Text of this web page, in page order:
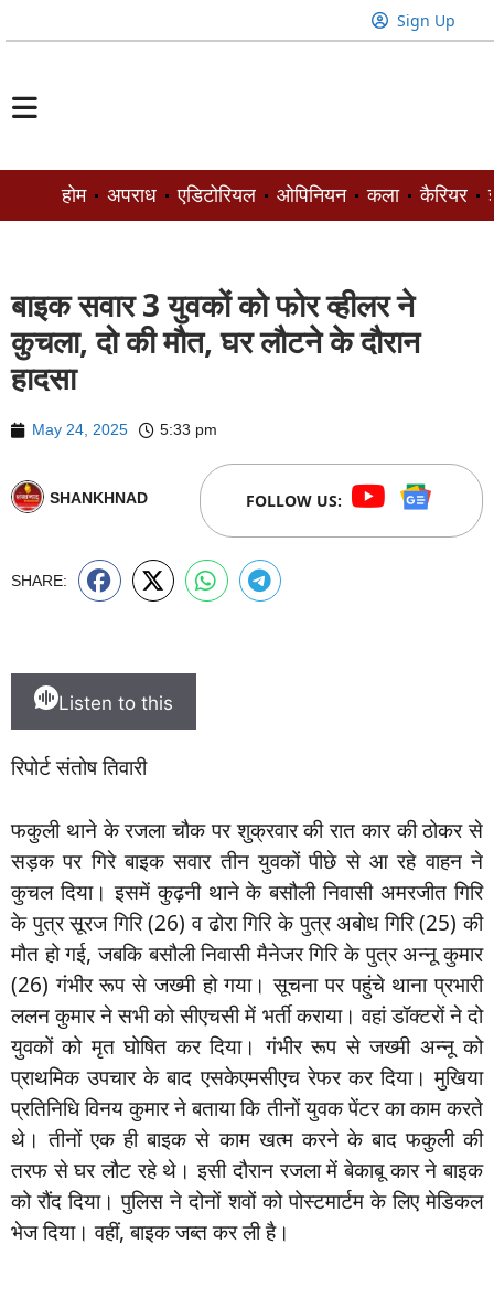
Sign Up
होम अपराध एडिटोरियल ओपिनियन कला कैरियर
बाइक सवार 3 युवकों को फोर व्हीलर ने
कुचला, दो की मौत, घर लौटने के दौरान
हादसा
May 24, 2025 5:33 pm
SHANKHNAD FOLLOW US:
SHARE:
Listen to this
रिपोर्ट संतोष तिवारी
फकुली थाने के रजला चौक पर शुक्रवार की रात कार की ठोकर से
सड़क पर गिरे बाइक सवार तीन युवकों पीछे से आ रहे वाहन ने
कुचल दिया। इसमें कुढ़नी थाने के बसौली निवासी अमरजीत गिरि
के पुत्र सूरज गिरि (26) व ढोरा गिरि के पुत्र अबोध गिरि (25) की
मौत हो गई, जबकि बसौली निवासी मैनेजर गिरि के पुत्र अन्नू कुमार
(26) गंभीर रूप से जख्मी हो गया। सूचना पर पहुंचे थाना प्रभारी
ललन कुमार ने सभी को सीएचसी में भर्ती कराया। वहां डॉक्टरों ने दो
युवकों को मृत घोषित कर दिया। गंभीर रूप से जख्मी अन्नू को
प्राथमिक उपचार के बाद एसकेएमसीएच रेफर कर दिया। मुखिया
प्रतिनिधि विनय कुमार ने बताया कि तीनों युवक पेंटर का काम करते
थे। तीनों एक ही बाइक से काम खत्म करने के बाद फकुली की
तरफ से घर लौट रहे थे। इसी दौरान रजला में बेकाबू कार ने बाइक
को रौंद दिया। पुलिस ने दोनों शवों को पोस्टमार्टम के लिए मेडिकल
भेज दिया। वहीं, बाइक जब्त कर ली है।